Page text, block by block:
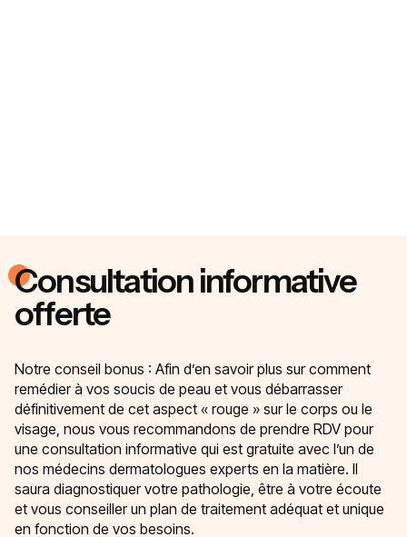
Consultation informative
offerte
Notre conseil bonus : Afin d’en savoir plus sur comment
remédier à vos soucis de peau et vous débarrasser
définitivement de cet aspect « rouge » sur le corps ou le
visage, nous vous recommandons de prendre RDV pour
une consultation informative qui est gratuite avec l’un de
nos médecins dermatologues experts en la matière. Il
saura diagnostiquer votre pathologie, être à votre écoute
et vous conseiller un plan de traitement adéquat et unique
en fonction de vos besoins.